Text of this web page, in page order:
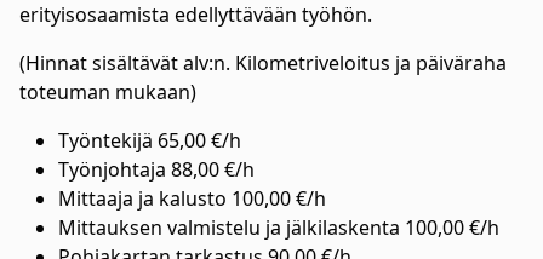
erityisosaamista edellyttävään työhön.
(Hinnat sisältävät alv:n. Kilometriveloitus ja päiväraha
toteuman mukaan)
Työntekijä 65,00 €/h
Työnjohtaja 88,00 €/h
Mittaaja ja kalusto 100,00 €/h
Mittauksen valmistelu ja jälkilaskenta 100,00 €/h